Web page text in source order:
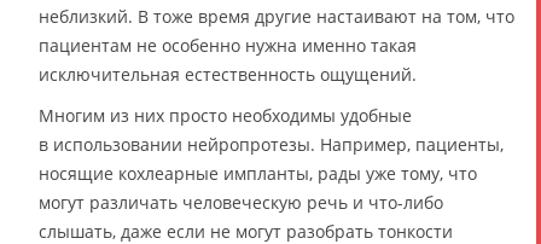
неблизкий. В тоже время другие настаивают на том, что
пациентам не особенно нужна именно такая
исключительная естественность ощущений.
Многим из них просто необходимы удобные
в использовании нейропротезы. Например, пациенты,
носящие кохлеарные импланты, рады уже тому, что
могут различать человеческую речь и что-либо
слышать, даже если не могут разобрать тонкости